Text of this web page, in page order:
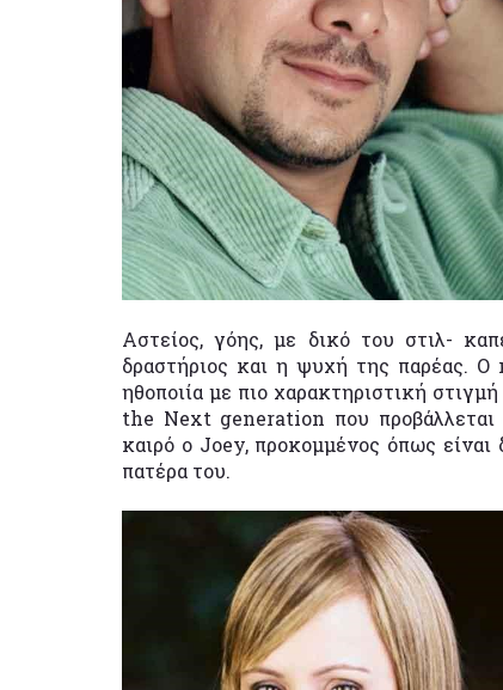
Αστείος, γόης, με δικό του στιλ-
δραστήριος και η ψυχή της παρέας. Ο
ηθοποιία με πιο χαρακτηριστική
the Next generation που προβάλλεται
καιρό ο Joey, προκομμένος όπως είναι
πατέρα του.